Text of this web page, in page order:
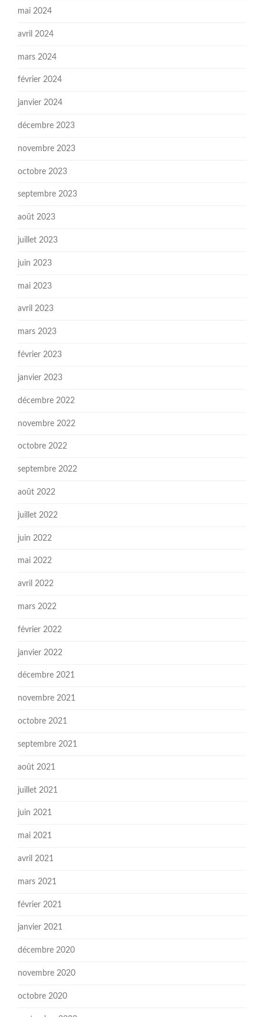
mai 2024
avril 2024
mars 2024
février 2024
janvier 2024
décembre 2023
novembre 2023
octobre 2023
septembre 2023
août 2023
juillet 2023
juin 2023
mai 2023
avril 2023
mars 2023
février 2023
janvier 2023
décembre 2022
novembre 2022
octobre 2022
septembre 2022
août 2022
juillet 2022
juin 2022
mai 2022
avril 2022
mars 2022
février 2022
janvier 2022
décembre 2021
novembre 2021
octobre 2021
septembre 2021
août 2021
juillet 2021
juin 2021
mai 2021
avril 2021
mars 2021
février 2021
janvier 2021
décembre 2020
novembre 2020
octobre 2020